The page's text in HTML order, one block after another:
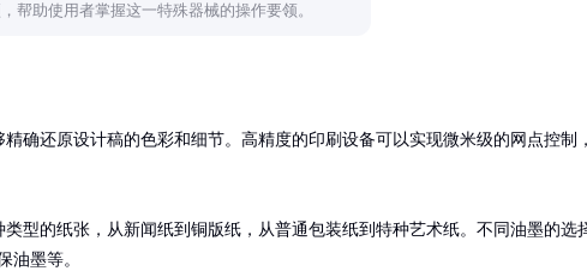
帮助使用者掌握这一特殊器械的操作要领。
确还原设计稿的色彩和细节。高精度的印刷设备可以实现微米级的网点控制
型的纸张，从新闻纸到铜版纸，从普通包装纸到特种艺术纸。不同油墨的选
油墨等。